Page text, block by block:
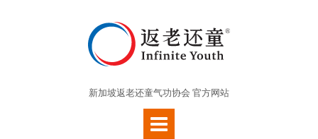
新加坡返老还童气功协会 官方网站